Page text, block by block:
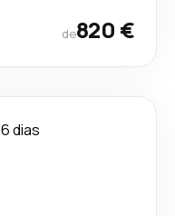
de820 €
6 dias